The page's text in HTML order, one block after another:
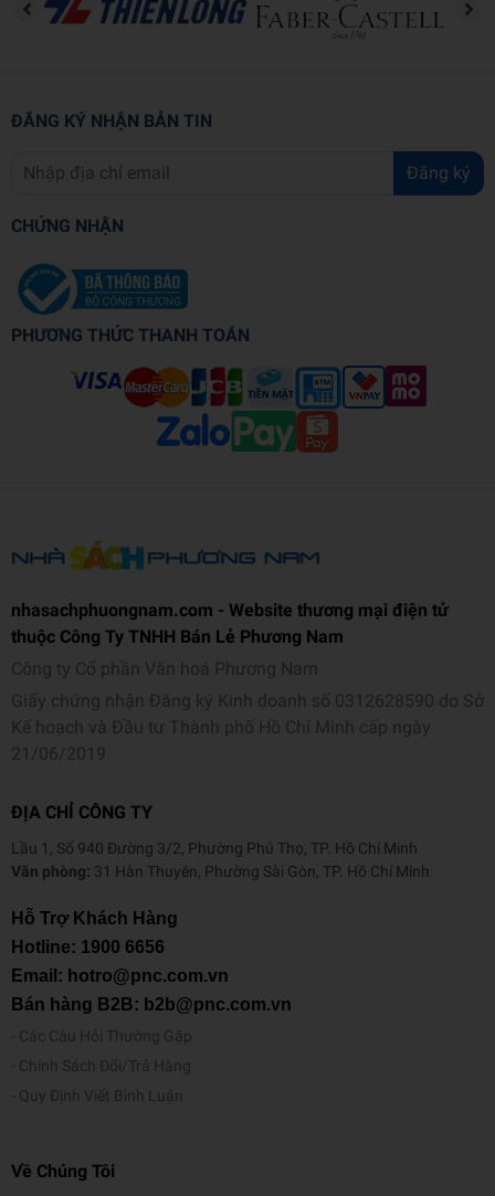
ĐĂNG KÝ NHẬN BẢN TIN
Đăng ký
CHỨNG NHẬN
PHƯƠNG THỨC THANH TOÁN
nhasachphuongnam.com - Website thương mại điện tử
thuộc Công Ty TNHH Bán Lẻ Phương Nam
Công ty Cổ phần Văn hoá Phương Nam
Giấy chứng nhận Đăng ký Kinh doanh số 0312628590 do Sở
Kế hoạch và Đầu tư Thành phố Hồ Chí Minh cấp ngày
21/06/2019
ĐỊA CHỈ CÔNG TY
Lầu 1, Số 940 Đường 3/2, Phường Phú Thọ, TP. Hồ Chí Minh
Văn phòng: 31 Hàn Thuyên, Phường Sài Gòn, TP. Hồ Chí Minh
Hỗ Trợ Khách Hàng
Hotline: 1900 6656
Email: hotro@pnc.com.vn
Bán hàng B2B: b2b@pnc.com.vn
Các Câu Hỏi Thường Gặp
Chính Sách Đổi/Trả Hàng
Quy Định Viết Bình Luận
Về Chúng Tôi